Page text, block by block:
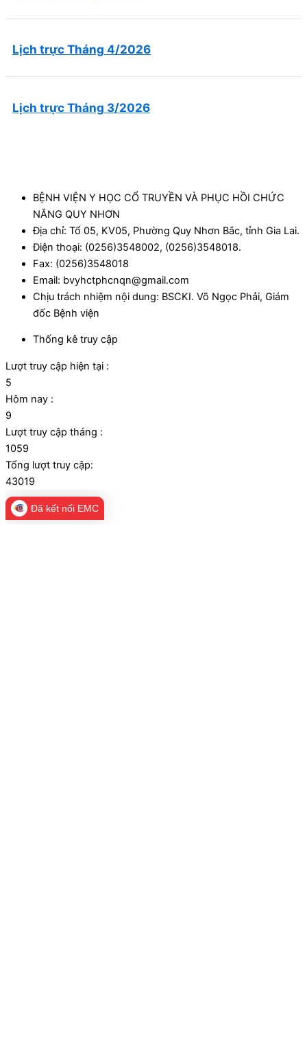
Lịch trực Tháng 4/2026
Lịch trực Tháng 3/2026
BỆNH VIỆN Y HỌC CỔ TRUYỀN VÀ PHỤC HỒI CHỨC
NĂNG QUY NHƠN
Địa chỉ: Tổ 05, KV05, Phường Quy Nhơn Bắc, tỉnh Gia Lai.
Điện thoại: (0256)3548002, (0256)3548018.
Fax: (0256)3548018
Email: bvyhctphcnqn@gmail.com
Chịu trách nhiệm nội dung: BSCKI. Võ Ngọc Phải, Giám
đốc Bệnh viện
Thống kê truy cập
Lượt truy cập hiện tại :
5
Hôm nay :
9
Lượt truy cập tháng :
1059
Tổng lượt truy cập:
43019
Đã kết nối EMC